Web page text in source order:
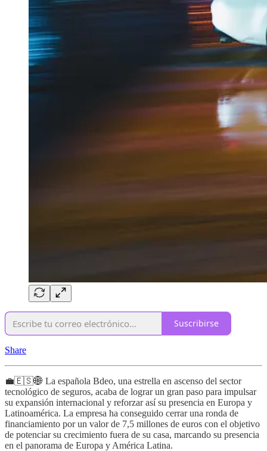
Suscribirse
Share
💼🇪🇸🌐 La española Bdeo, una estrella en ascenso del sector
tecnológico de seguros, acaba de lograr un gran paso para impulsar
su expansión internacional y reforzar así su presencia en Europa y
Latinoamérica. La empresa ha conseguido cerrar una ronda de
financiamiento por un valor de 7,5 millones de euros con el objetivo
de potenciar su crecimiento fuera de su casa, marcando su presencia
en el panorama de Europa y América Latina.